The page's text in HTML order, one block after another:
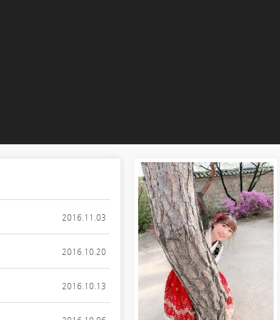
2016.11.03
2016.10.20
2016.10.13